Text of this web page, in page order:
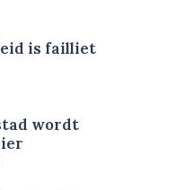
is failliet
wordt